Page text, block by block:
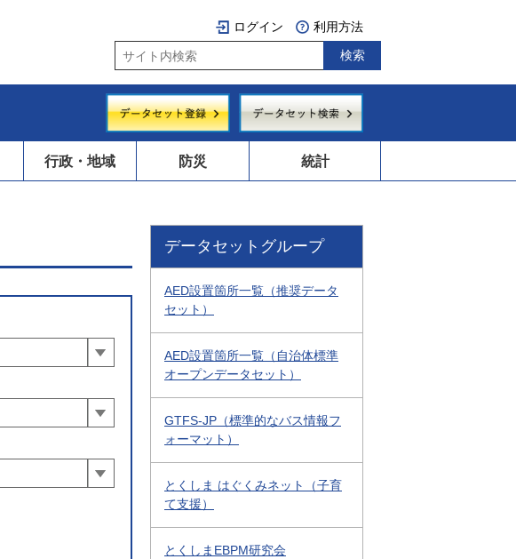
ログイン 利用方法
行政・地域 防災 統計
データセットグループ
AED設置箇所一覧（推奨データ
セット）
AED設置箇所一覧（自治体標準
オープンデータセット）
GTFS-JP（標準的なバス情報フ
ォーマット）
とくしま はぐくみネット（子育
て支援）
とくしまEBPM研究会